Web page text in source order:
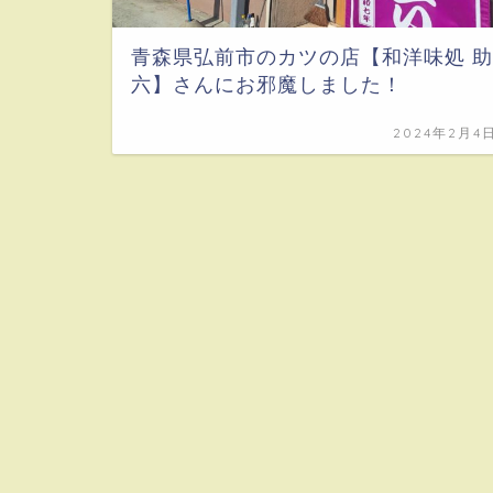
青森県弘前市のカツの店【和洋味処 助
六】さんにお邪魔しました！
2024年2月4